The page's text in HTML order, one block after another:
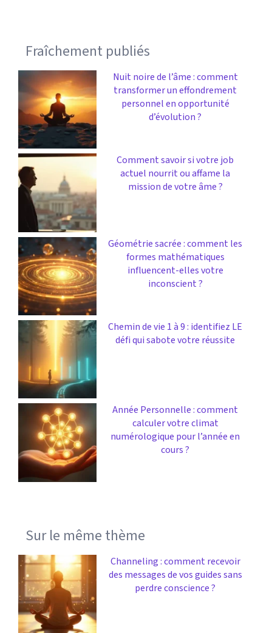
Fraîchement publiés
Nuit noire de l’âme : comment
transformer un effondrement
personnel en opportunité
d’évolution ?
Comment savoir si votre job
actuel nourrit ou affame la
mission de votre âme ?
Géométrie sacrée : comment les
formes mathématiques
influencent-elles votre
inconscient ?
Chemin de vie 1 à 9 : identifiez LE
défi qui sabote votre réussite
Année Personnelle : comment
calculer votre climat
numérologique pour l’année en
cours ?
Sur le même thème
Channeling : comment recevoir
des messages de vos guides sans
perdre conscience ?